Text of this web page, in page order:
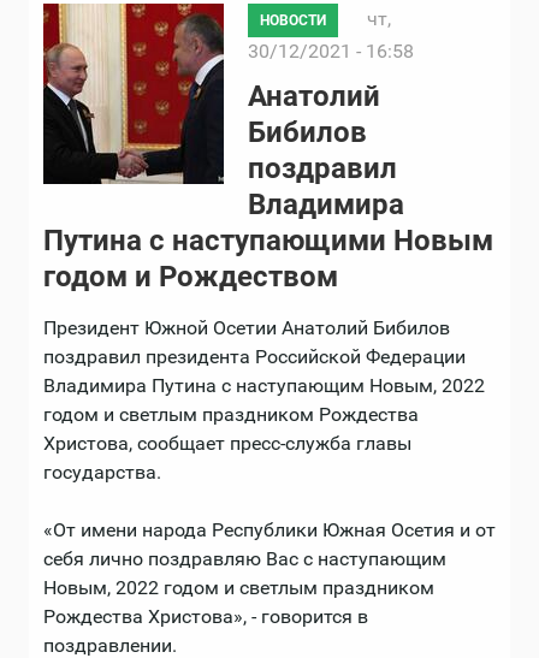
НОВОСТИ
чт,
30/12/2021 - 16:58
Анатолий
Бибилов
поздравил
Владимира
Путина с наступающими Новым
годом и Рождеством
Президент Южной Осетии Анатолий Бибилов
поздравил президента Российской Федерации
Владимира Путина с наступающим Новым, 2022
годом и светлым праздником Рождества
Христова, сообщает пресс-служба главы
государства.
«От имени народа Республики Южная Осетия и от
себя лично поздравляю Вас с наступающим
Новым, 2022 годом и светлым праздником
Рождества Христова», - говорится в
поздравлении.